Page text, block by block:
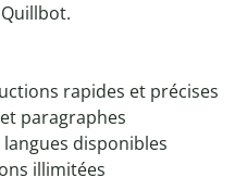
rapides et précises
paragraphes
langues disponibles
illimitées